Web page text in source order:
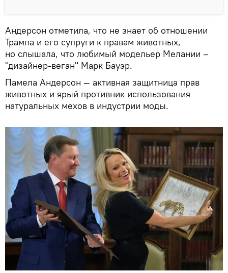
Андерсон отметила, что не знает об отношении
Трампа и его супруги к правам животных,
но слышала, что любимый модельер Мелании –
"дизайнер-веган" Марк Бауэр.
Памела Андерсон — активная защитница прав
животных и ярый противник использования
натуральных мехов в индустрии моды.